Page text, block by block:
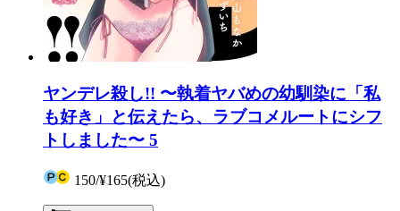
ヤンデレ殺し!! 〜執着ヤバめの幼馴染に「私
も好き」と伝えたら、ラブコメルートにシフ
トしました〜 5
150/¥165(税込)